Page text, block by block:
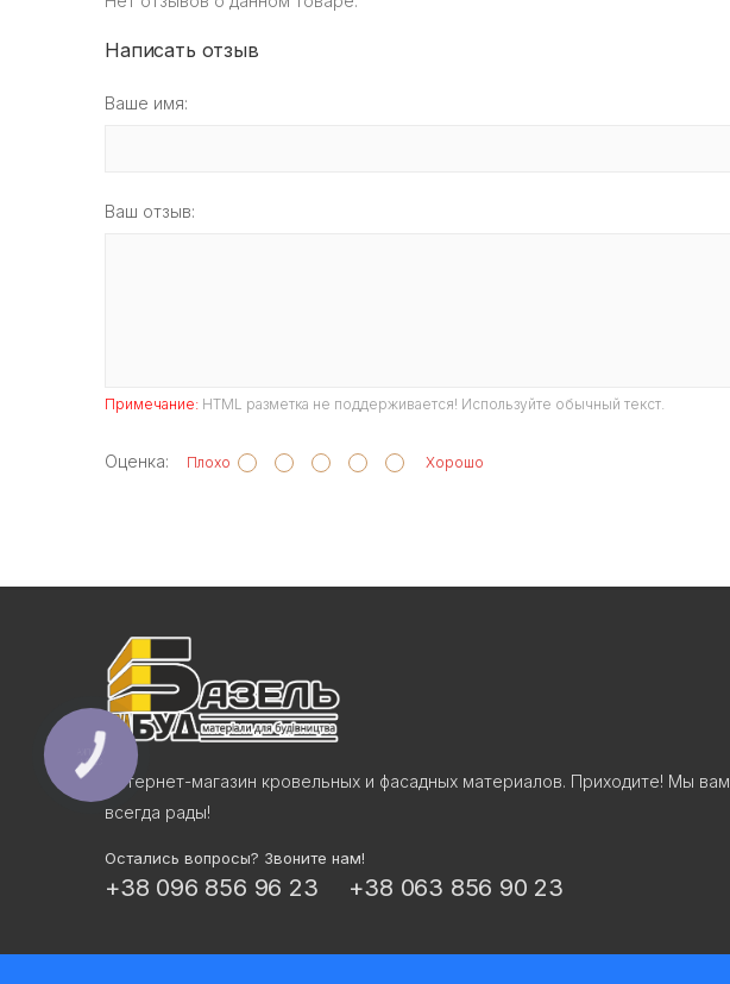
Написать отзыв
Ваше имя:
Ваш отзыв:
Примечание: HTML разметка не поддерживается! Используйте обычный текст.
Оценка: Плохо Хорошо
Интернет-магазин кровельных и фасадных материалов. Приходите! Мы вам
всегда рады!
Остались вопросы? Звоните нам!
+38 096 856 96 23 +38 063 856 90 23
КНОПКА
СВЯЗИ